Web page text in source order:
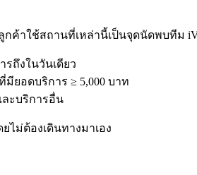
าใช้สถานที่เหล่านี้เป็นจุดนัดพบทีม
ถึงในวันเดียว
ยอดบริการ ≥ 5,000 บาท
ละบริการอื่น
ไม่ต้องเดินทางมาเอง